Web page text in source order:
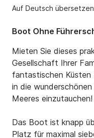
Auf Deutsch übersetzen
Boot Ohne
Mieten Sie dieses
Gesellschaft Ihrer
fantastischen Küsten
in die
Meeres einzutauchen!
Das Boot ist knapp
Platz für maximal